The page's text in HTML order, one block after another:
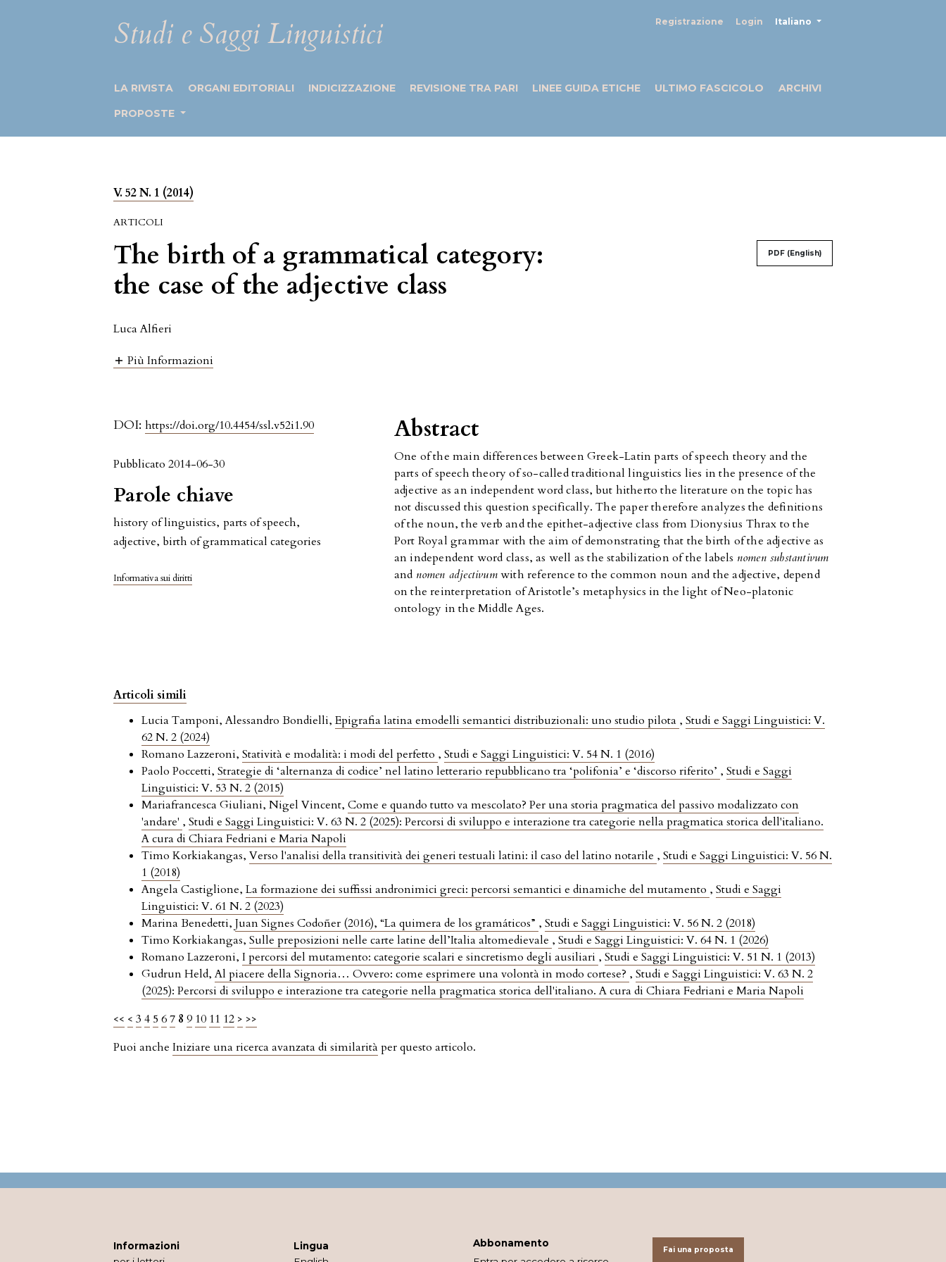
Studi e Saggi Linguistici Registrazione Login Italiano
LA RIVISTA ORGANI EDITORIALI INDICIZZAZIONE REVISIONE TRA PARI LINEE GUIDA ETICHE ULTIMO FASCICOLO
ARCHIVI
PROPOSTE
V. 52 N. 1 (2014)
ARTICOLI
The birth of a grammatical category:
the case of the adjective class
PDF (English)
Luca Alfieri
Più Informazioni
DOI:https://doi.org/10.4454/ssl.v52i1.90
Pubblicato 2014-06-30
Parole chiave
history of linguistics, parts of speech,
adjective, birth of grammatical categories
Informativa sui diritti
Abstract
One of the main differences between Greek-Latin parts of speech theory and the
parts of speech theory of so-called traditional linguistics lies in the presence of the
adjective as an independent word class, but hitherto the literature on the topic has
not discussed this question specifically. The paper therefore analyzes the definitions
of the noun, the verb and the epithet-adjective class from Dionysius Thrax to the
Port Royal grammar with the aim of demonstrating that the birth of the adjective as
an independent word class, as well as the stabilization of the labels nomen substantivum
and nomen adjectivumwith reference to the common noun and the adjective, depend
on the reinterpretation of Aristotle’s metaphysics in the light of Neo-platonic
ontology in the Middle Ages.
Articoli simili
Lucia Tamponi, Alessandro Bondielli,Epigrafia latina emodelli semantici distribuzionali: uno studio pilota ,Studi e Saggi Linguistici: V.
62 N. 2 (2024)
Romano Lazzeroni,Statività e modalità: i modi del perfetto ,Studi e Saggi Linguistici: V. 54 N. 1 (2016)
Paolo Poccetti,Strategie di ‘alternanza di codice’ nel latino letterario repubblicano tra ‘polifonia’ e ‘discorso riferito’ ,Studi e Saggi
Linguistici: V. 53 N. 2 (2015)
Mariafrancesca Giuliani, Nigel Vincent,Come e quando tutto va mescolato? Per una storia pragmatica del passivo modalizzato con
'andare' ,Studi e Saggi Linguistici: V. 63 N. 2 (2025): Percorsi di sviluppo e interazione tra categorie nella pragmatica storica dell'italiano.
A cura di Chiara Fedriani e Maria Napoli
Timo Korkiakangas,Verso l'analisi della transitività dei generi testuali latini: il caso del latino notarile ,Studi e Saggi Linguistici: V. 56 N.
1 (2018)
Angela Castiglione,La formazione dei suffissi andronimici greci: percorsi semantici e dinamiche del mutamento ,Studi e Saggi
Linguistici: V. 61 N. 2 (2023)
Marina Benedetti,Juan Signes Codoñer (2016), “La quimera de los gramáticos” ,Studi e Saggi Linguistici: V. 56 N. 2 (2018)
Timo Korkiakangas,Sulle preposizioni nelle carte latine dell’Italia altomedievale ,Studi e Saggi Linguistici: V. 64 N. 1 (2026)
Romano Lazzeroni,I percorsi del mutamento: categorie scalari e sincretismo degli ausiliari ,Studi e Saggi Linguistici: V. 51 N. 1 (2013)
Gudrun Held,Al piacere della Signoria… Ovvero: come esprimere una volontà in modo cortese? ,Studi e Saggi Linguistici: V. 63 N. 2
(2025): Percorsi di sviluppo e interazione tra categorie nella pragmatica storica dell'italiano. A cura di Chiara Fedriani e Maria Napoli
<< < 3 4 5 67 8 9 10 11 12 > >>
Puoi ancheIniziare una ricerca avanzata di similarità per questo articolo.
Informazioni
Lingua
Abbonamento
Fai una proposta